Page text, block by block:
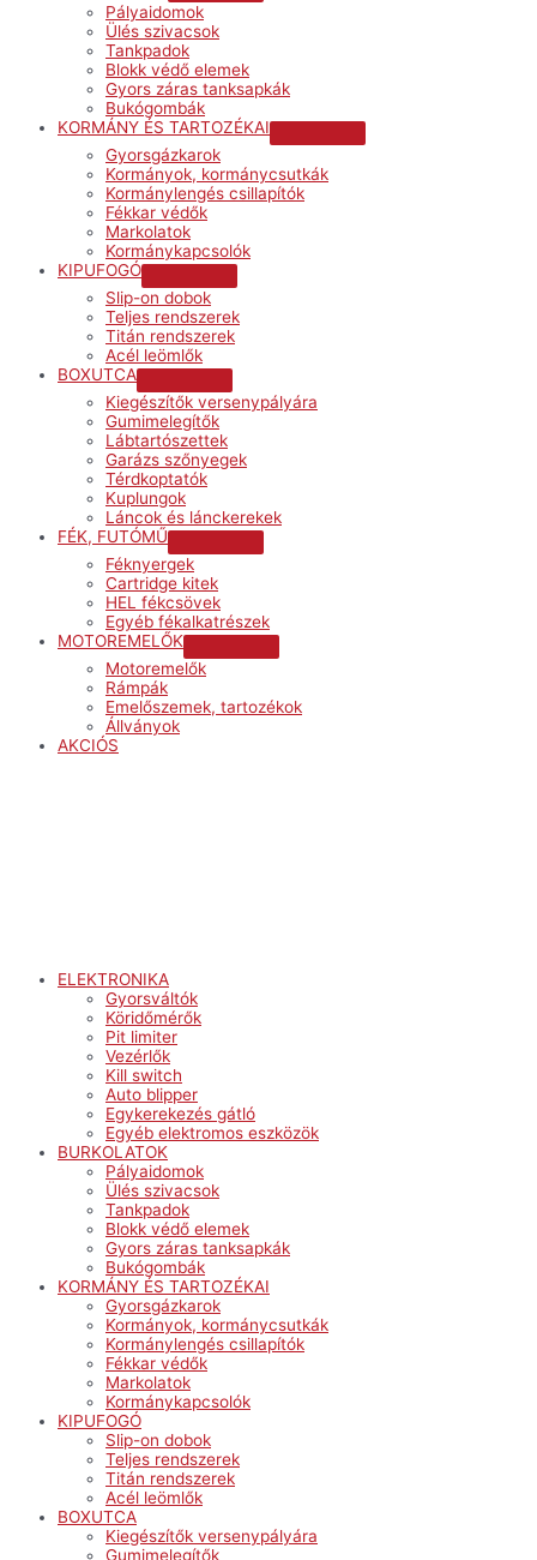
Pályaidomok
Ülés szivacsok
Tankpadok
Blokk védő elemek
Gyors záras tanksapkák
Bukógombák
KORMÁNY ÉS TARTOZÉKAI
Gyorsgázkarok
Kormányok, kormánycsutkák
Kormánylengés csillapítók
Fékkar védők
Markolatok
Kormánykapcsolók
KIPUFOGÓ
Toggle
Slip-on dobok
Teljes rendszerek
Titán rendszerek
Acél leömlők
BOXUTCA
Toggle
Kiegészítők versenypályára
Gumimelegítők
Lábtartószettek
Garázs szőnyegek
Térdkoptatók
Kuplungok
Láncok és lánckerekek
FÉK, FUTÓMŰ
Féknyergek
Cartridge kitek
HEL fékcsövek
Egyéb fékalkatrészek
MOTOREMELŐK
Motoremelők
Rámpák
Emelőszemek, tartozékok
Állványok
AKCIÓS
ELEKTRONIKA
Gyorsváltók
Köridőmérők
Pit limiter
Vezérlők
Kill switch
Auto blipper
Egykerekezés gátló
Egyéb elektromos eszközök
BURKOLATOK
Pályaidomok
Ülés szivacsok
Tankpadok
Blokk védő elemek
Gyors záras tanksapkák
Bukógombák
KORMÁNY ÉS TARTOZÉKAI
Gyorsgázkarok
Kormányok, kormánycsutkák
Kormánylengés csillapítók
Fékkar védők
Markolatok
Kormánykapcsolók
KIPUFOGÓ
Slip-on dobok
Teljes rendszerek
Titán rendszerek
Acél leömlők
BOXUTCA
Kiegészítők versenypályára
Gumimelegítők